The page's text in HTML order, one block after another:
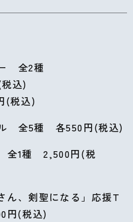
ー 全2種
込)
込)
全5種 各550円(税込)
1種 2,500円(税
、剣聖になる」応援T
(税込)